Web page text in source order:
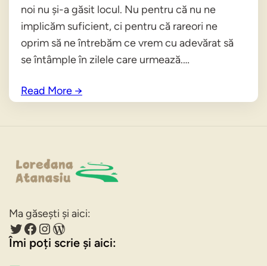
noi nu și-a găsit locul. Nu pentru că nu ne
implicăm suficient, ci pentru că rareori ne
oprim să ne întrebăm ce vrem cu adevărat să
se întâmple în zilele care urmează.…
Read More →
Ma găsești și aici:
Twitter Facebook InstagramWordPress
Îmi poți scrie și aici: